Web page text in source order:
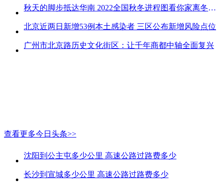
秋天的脚步抵达华南 2022全国秋冬进程图看你家离冬天有多远
北京近两日新增53例本土感染者 三区公布新增风险点位
广州市北京路历史文化街区：让千年商都中轴全面复兴
查看更多今日头条>>
沈阳到公主屯多少公里 高速公路过路费多少
长沙到宣城多少公里 高速公路过路费多少